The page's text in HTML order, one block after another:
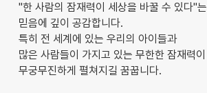
"한 사람의 잠재력이 세상을 바꿀 수 있다"는
믿음에 깊이 공감합니다.
특히 전 세계에 있는 우리의 아이들과
많은 사람들이 가지고 있는 무한한 잠재력이
무궁무진하게 펼쳐지길 꿈꿉니다.